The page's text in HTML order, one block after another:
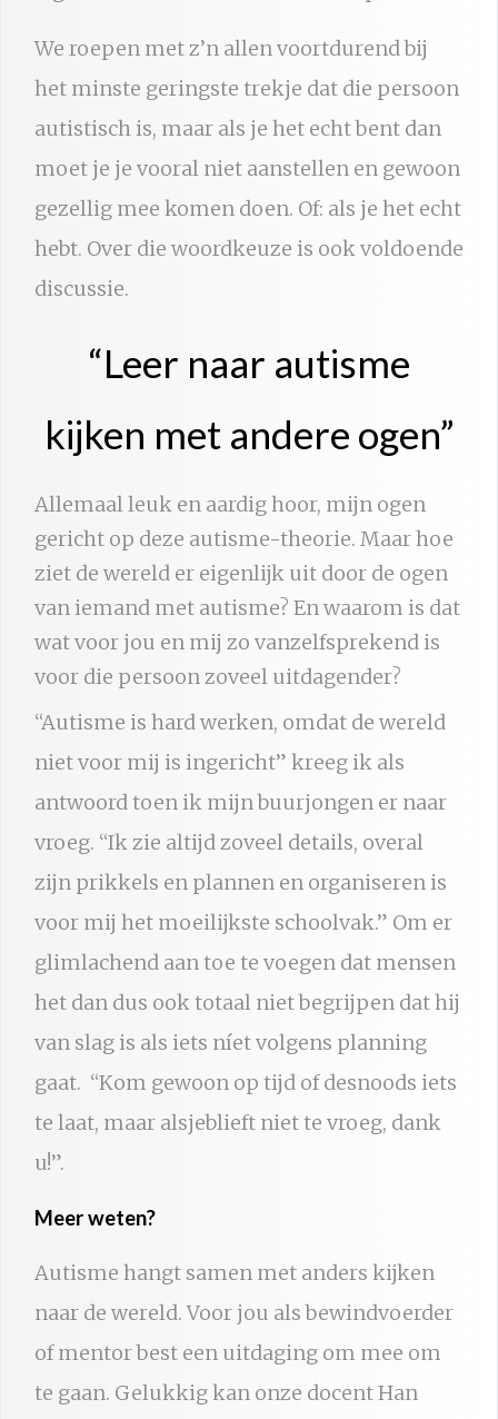
We roepen met z’n allen voortdurend bij
het minste geringste trekje dat die persoon
autistisch is, maar als je het echt bent dan
moet je je vooral niet aanstellen en gewoon
gezellig mee komen doen. Of: als je het echt
hebt. Over die woordkeuze is ook voldoende
discussie.
“Leer naar autisme
kijken met andere ogen”
Allemaal leuk en aardig hoor, mijn ogen
gericht op deze autisme-theorie. Maar hoe
ziet de wereld er eigenlijk uit door de ogen
van iemand met autisme? En waarom is dat
wat voor jou en mij zo vanzelfsprekend is
voor die persoon zoveel uitdagender?
“Autisme is hard werken, omdat de wereld
niet voor mij is ingericht” kreeg ik als
antwoord toen ik mijn buurjongen er naar
vroeg. “Ik zie altijd zoveel details, overal
zijn prikkels en plannen en organiseren is
voor mij het moeilijkste schoolvak.” Om er
glimlachend aan toe te voegen dat mensen
het dan dus ook totaal niet begrijpen dat hij
van slag is als iets níet volgens planning
gaat. “Kom gewoon op tijd of desnoods iets
te laat, maar alsjeblieft niet te vroeg, dank
u!”.
Meer weten?
Autisme hangt samen met anders kijken
naar de wereld. Voor jou als bewindvoerder
of mentor best een uitdaging om mee om
te gaan. Gelukkig kan onze docent Han